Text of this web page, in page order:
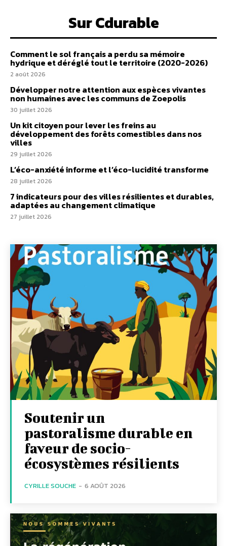
Sur Cdurable
Comment le sol français a perdu sa mémoire
hydrique et déréglé tout le territoire (2020-2026)
2 août 2026
Développer notre attention aux espèces vivantes
non humaines avec les communs de Zoepolis
30 juillet 2026
Un kit citoyen pour lever les freins au
développement des forêts comestibles dans nos
villes
29 juillet 2026
L’éco-anxiété informe et l’éco-lucidité transforme
28 juillet 2026
7 indicateurs pour des villes résilientes et durables,
adaptées au changement climatique
27 juillet 2026
Soutenir un
pastoralisme durable en
faveur de socio-
écosystèmes résilients
CYRILLE SOUCHE - 6 AOÛT 2026